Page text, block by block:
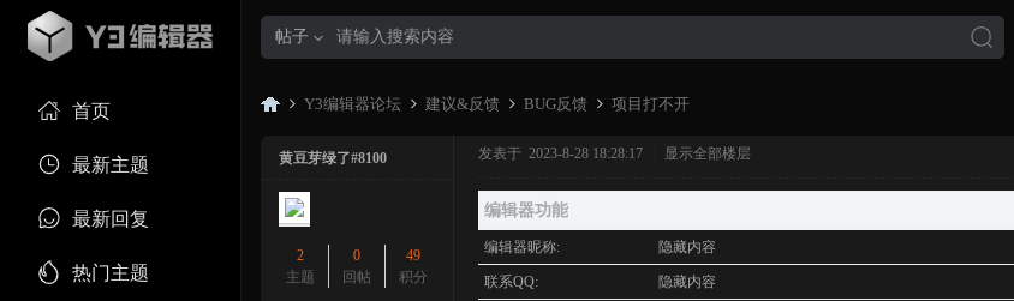
首页
最新主题
最新回复
热门主题
帖子
»
Y3编辑器论坛 建议&反馈
›
BUG反馈 项目打不开
黄豆芽绿了#8100
2
主题
0
回帖
49
积分
发表于 2023-8-28 18:28:17 显示全部楼层
编辑器功能
编辑器昵称: 隐藏内容
联系QQ: 隐藏内容